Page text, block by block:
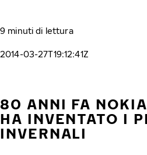
9 minuti di lettura
2014-03-27T19:12:41Z
80 ANNI FA
HA INVENTATO I
INVERNALI